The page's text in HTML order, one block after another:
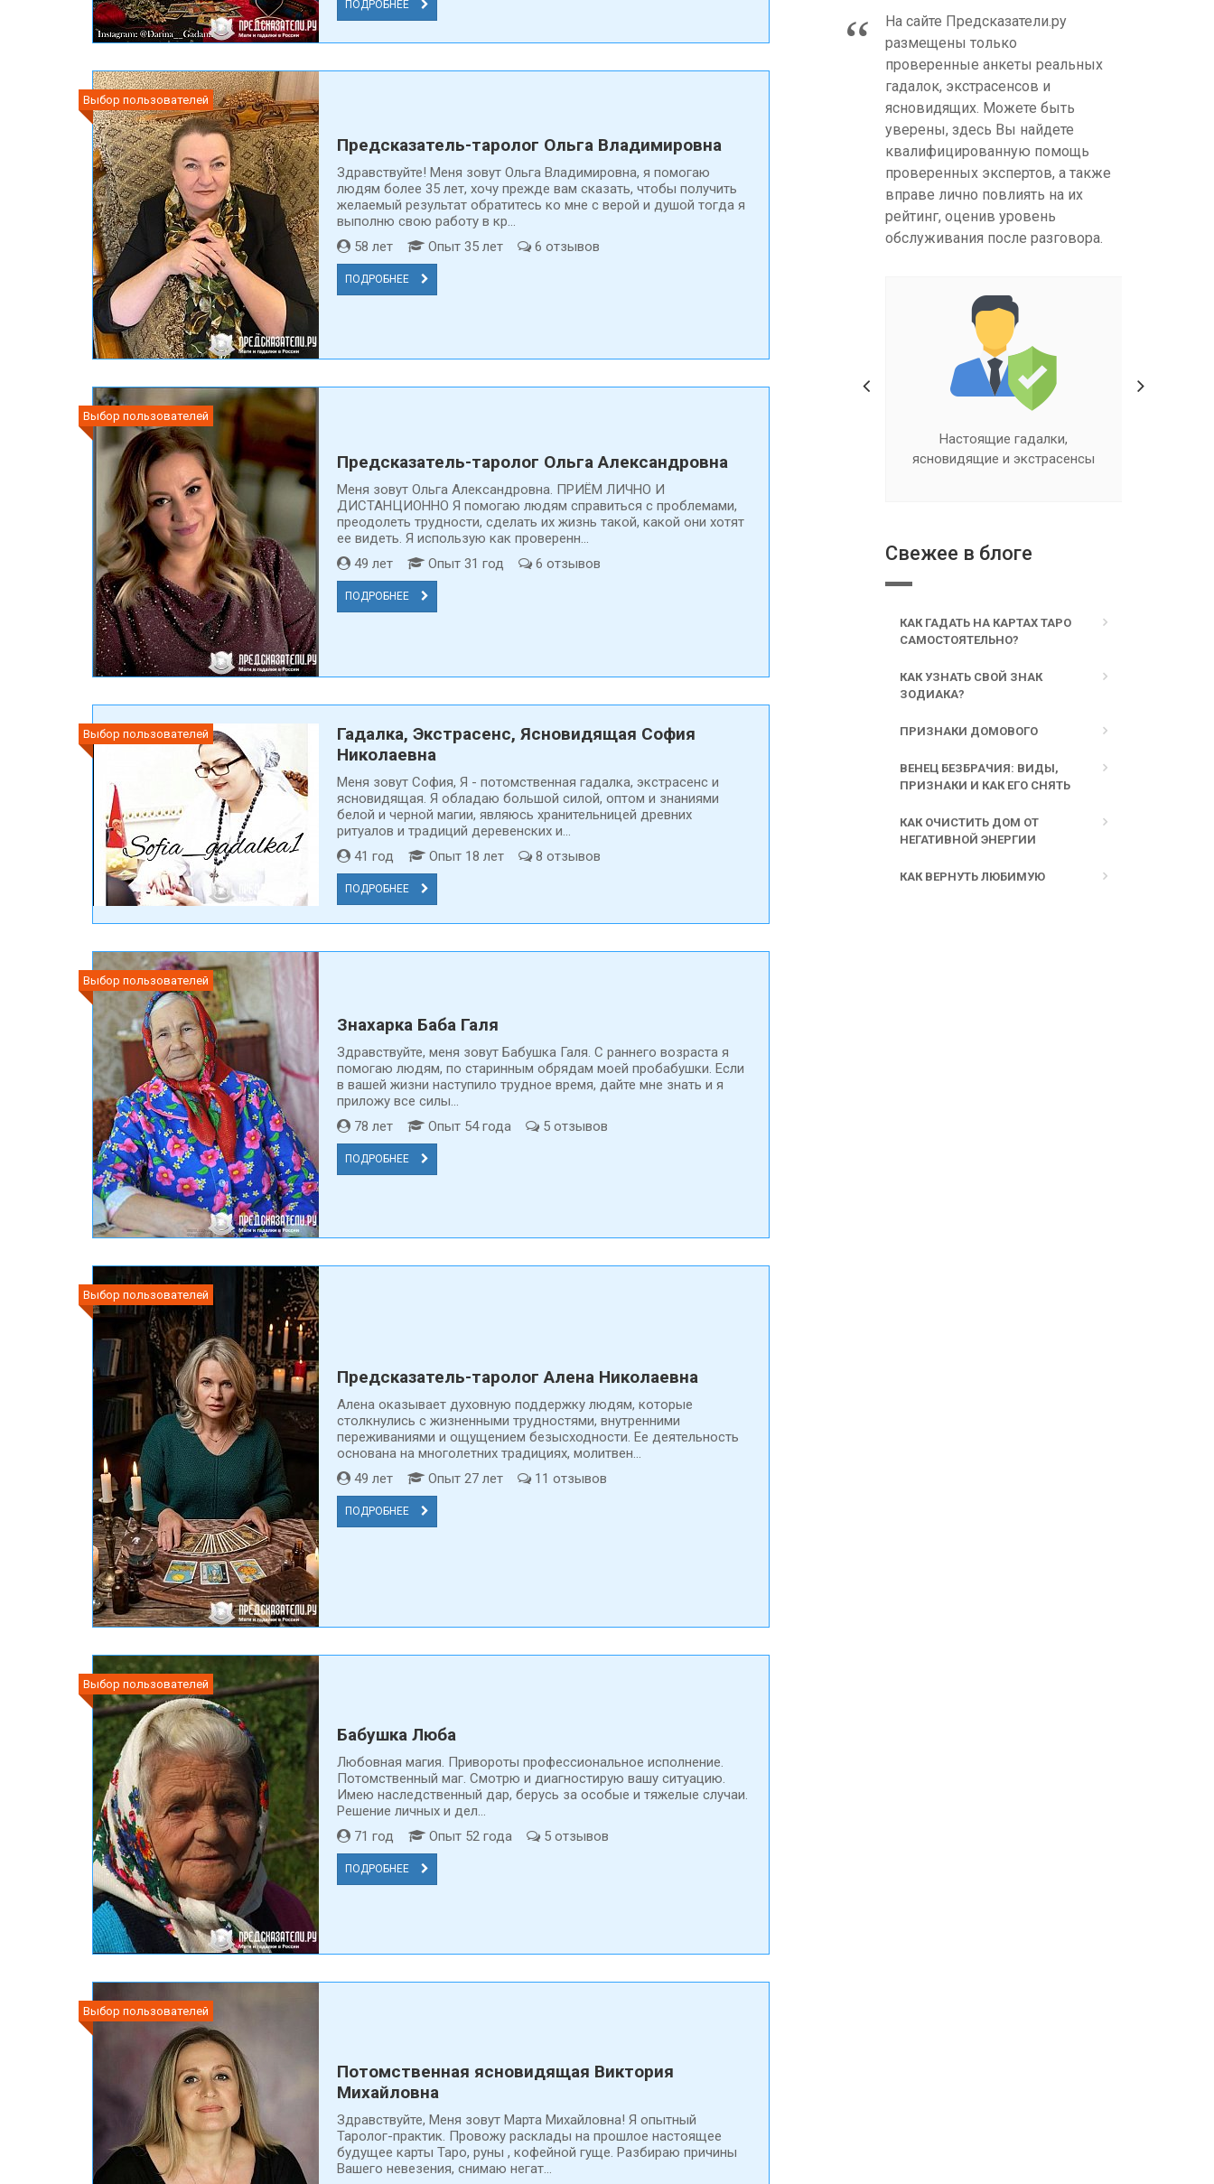
ПОДРОБНЕЕ
Выбор пользователей
Предсказатель-таролог Ольга Владимировна
Здравствуйте! Меня зовут Ольга Владимировна, я помогаю
людям более 35 лет, хочу прежде вам сказать, чтобы получить
желаемый результат обратитесь ко мне с верой и душой тогда я
выполню свою работу в кр...
58 лет
Опыт 35 лет 6 отзывов
ПОДРОБНЕЕ
Выбор пользователей
Предсказатель-таролог Ольга Александровна
Меня зовут Ольга Александровна. ПРИЁМ ЛИЧНО И
ДИСТАНЦИОННО Я помогаю людям справиться с проблемами,
преодолеть трудности, сделать их жизнь такой, какой они хотят
ее видеть. Я использую как проверенн...
49 лет
Опыт 31 год 6 отзывов
ПОДРОБНЕЕ
Выбор пользователей
Гадалка, Экстрасенс, Ясновидящая София
Николаевна
Меня зовут Cофия, Я - потомственная гадалка, экстрасенс и
ясновидящая. Я обладаю большой силой, оптом и знаниями
белой и черной магии, являюсь хранительницей древних
ритуалов и традиций деревенских и...
41 год
Опыт 18 лет 8 отзывов
ПОДРОБНЕЕ
Выбор пользователей
Знахарка Баба Галя
Здравствуйте, меня зовут Бабушка Галя. С раннего возраста я
помогаю людям, по старинным обрядам моей пробабушки. Если
в вашей жизни наступило трудное время, дайте мне знать и я
приложу все силы...
78 лет
Опыт 54 года 5 отзывов
ПОДРОБНЕЕ
Выбор пользователей
Предсказатель-таролог Алена Николаевна
Алена оказывает духовную поддержку людям, которые
столкнулись с жизненными трудностями, внутренними
переживаниями и ощущением безысходности. Ее деятельность
основана на многолетних традициях, молитвен...
49 лет
Опыт 27 лет 11 отзывов
ПОДРОБНЕЕ
Выбор пользователей
Бабушка Люба
Любовная магия. Привороты профессиональное исполнение.
Потомственный маг. Смотрю и диагностирую вашу ситуацию.
Имею наследственный дар, берусь за особые и тяжелые случаи.
Решение личных и дел...
71 год
Опыт 52 года 5 отзывов
ПОДРОБНЕЕ
Выбор пользователей
Потомственная ясновидящая Виктория
Михайловна
Здравствуйте, Меня зовут Марта Михайловна! Я опытный
Таролог-практик. Провожу расклады на прошлое настоящее
будущее карты Таро, руны , кофейной гуще. Разбираю причины
Вашего невезения, снимаю негат...
На сайте Предсказатели.ру
размещены только
проверенные анкеты реальных
гадалок, экстрасенсов и
ясновидящих. Можете быть
уверены, здесь Вы найдете
квалифицированную помощь
проверенных экспертов, а также
вправе лично повлиять на их
рейтинг, оценив уровень
обслуживания после разговора.
проверенные специалисты
Настоящие гадалки,
ясновидящие и экстрасенсы
Свежее в блоге
КАК ГАДАТЬ НА КАРТАХ ТАРО
САМОСТОЯТЕЛЬНО?
КАК УЗНАТЬ СВОЙ ЗНАК
ЗОДИАКА?
ПРИЗНАКИ ДОМОВОГО
ВЕНЕЦ БЕЗБРАЧИЯ: ВИДЫ,
ПРИЗНАКИ И КАК ЕГО СНЯТЬ
КАК ОЧИСТИТЬ ДОМ ОТ
НЕГАТИВНОЙ ЭНЕРГИИ
КАК ВЕРНУТЬ ЛЮБИМУЮ